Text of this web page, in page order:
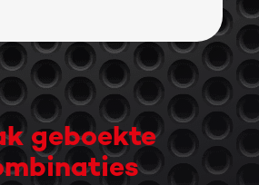
geboekte